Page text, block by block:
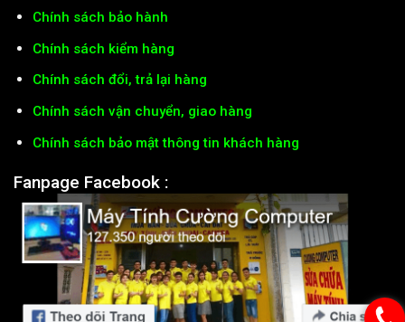
Chính sách bảo hành
Chính sách kiểm hàng
Chính sách đổi, trả lại hàng
Chính sách vận chuyển, giao hàng
Chính sách bảo mật thông tin khách hàng
Fanpage Facebook :